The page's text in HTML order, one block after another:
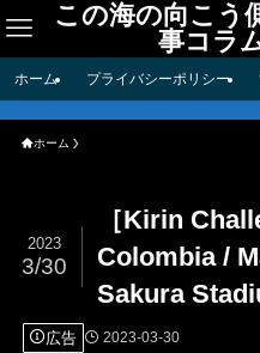
この海の向こう
事コラ
ホーム プライバシーポリシー
ホーム
［Kirin
Colombia /
Sakura
2023
3/30
広告 2023-03-30